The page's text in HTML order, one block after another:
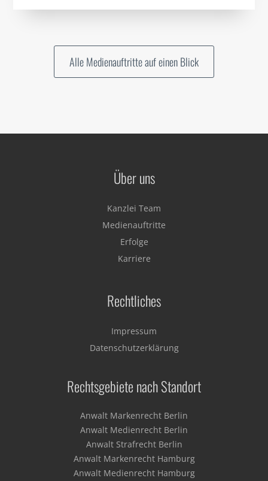
Alle Medienauftritte auf einen Blick
Über uns
Kanzlei Team
Medienauftritte
Erfolge
Karriere
Rechtliches
Impressum
Datenschutzerklärung
Rechtsgebiete nach Standort
Anwalt Markenrecht Berlin
Anwalt Medienrecht Berlin
Anwalt Strafrecht Berlin
Anwalt Markenrecht Hamburg
Anwalt Medienrecht Hamburg